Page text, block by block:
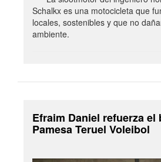
Schalkx es una motocicleta que
locales, sostenibles y que no
ambiente.
Efraim Daniel refuerza el
Pamesa Teruel Voleibol